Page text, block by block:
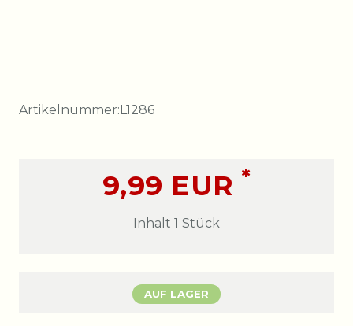
Artikelnummer:L1286
9,99 EUR *
Inhalt 1 Stück
AUF LAGER